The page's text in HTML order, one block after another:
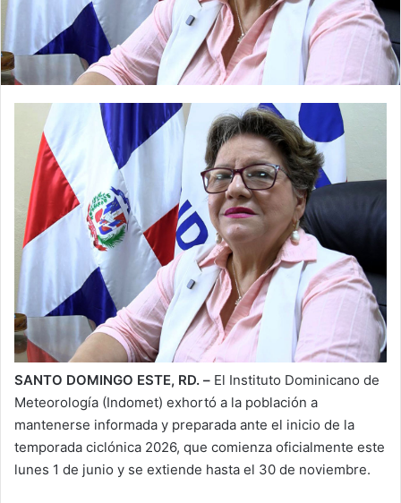
SANTO DOMINGO ESTE, RD. – El Instituto Dominicano de
Meteorología (Indomet) exhortó a la población a
mantenerse informada y preparada ante el inicio de la
temporada ciclónica 2026, que comienza oficialmente este
lunes 1 de junio y se extiende hasta el 30 de noviembre.